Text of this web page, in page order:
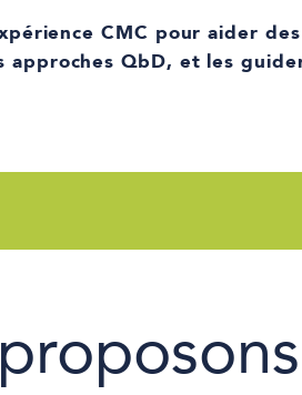
CMC pour aider
approches QbD, et les